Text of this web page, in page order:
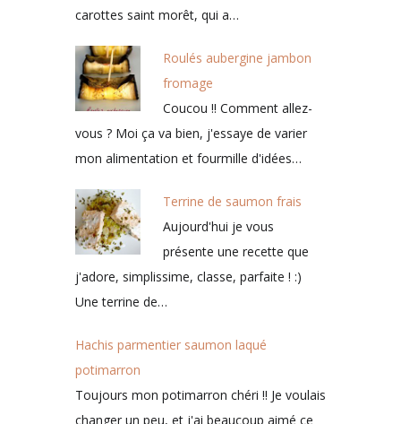
carottes saint morêt, qui a…
Roulés aubergine jambon
fromage
Coucou !! Comment allez-
vous ? Moi ça va bien, j'essaye de varier
mon alimentation et fourmille d'idées…
Terrine de saumon frais
Aujourd'hui je vous
présente une recette que
j'adore, simplissime, classe, parfaite ! :)
Une terrine de…
Hachis parmentier saumon laqué
potimarron
Toujours mon potimarron chéri !! Je voulais
changer un peu, et j'ai beaucoup aimé ce